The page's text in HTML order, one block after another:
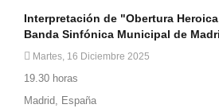
Interpretación de "Obertura
Banda Sinfónica Municipal de
Martes, 16 Diciembre 2025
19.30 horas
Madrid, España